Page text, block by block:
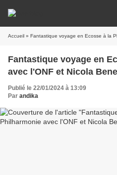
Accueil » Fantastique voyage en Ecosse à la
Fantastique voyage en
avec l'ONF et Nicola
Publié le 22/01/2024 à 13:09
Par andika